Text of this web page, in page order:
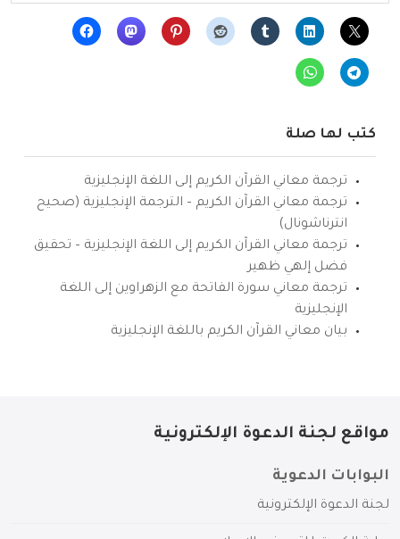
كتب لها صلة
ترجمة معاني القرآن الكريم إلى اللغة الإنجليزية
ترجمة معاني القرآن الكريم – الترجمة الإنجليزية (صحيح
انترناشونال)
ترجمة معاني القرآن الكريم إلى اللغة الإنجليزية – تحقيق
فضل إلهي ظهير
ترجمة معاني سورة الفاتحة مع الزهراوين إلى اللغة
الإنجليزية
بيان معاني القرآن الكريم باللغة الإنجليزية
مواقع لجنة الدعوة الإلكترونية
البوابات الدعوية
لجنة الدعوة الإلكترونية